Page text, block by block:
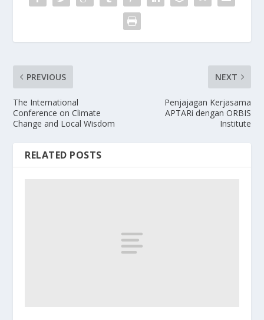
PREVIOUS
The International
Conference on Climate
Change and Local Wisdom
NEXT
Penjajagan Kerjasama
APTARi dengan ORBIS
Institute
RELATED POSTS